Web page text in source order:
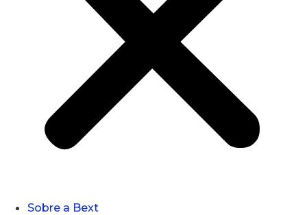
Sobre a Bext